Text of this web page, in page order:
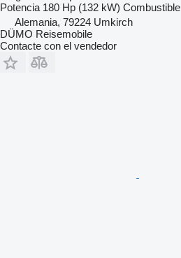
Potencia 180 Hp (132 kW) Combustible
Alemania, 79224 Umkirch
DÜMO Reisemobile
Contacte con el vendedor